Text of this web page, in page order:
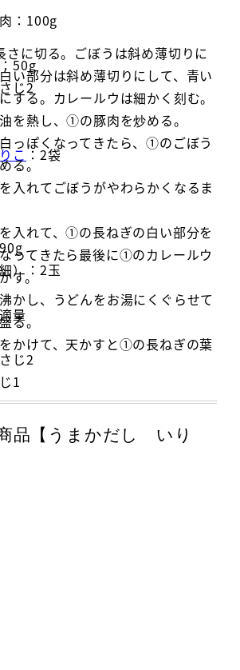
：100g
50g
じ2
こ：2袋
）：2玉
量
じ2
1
に切る。ごぼうは斜め薄切りに
い部分は斜め薄切りにして、青い
する。カレールウは細かく刻む。
熱し、①の豚肉を炒める。
ぽくなってきたら、①のごぼう
る。
れてごぼうがやわらかくなるま
れて、①の長ねぎの白い部分を
ってきたら最後に①のカレールウ
す。
し、うどんをお湯にくぐらせて
る。
けて、天かすと①の長ねぎの葉
品【うまかだし いり